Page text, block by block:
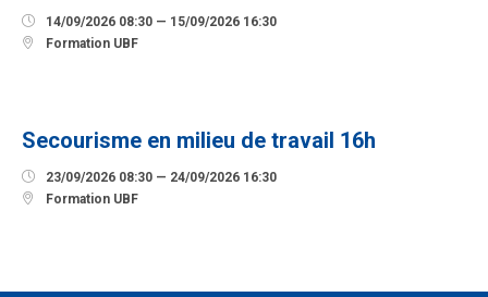
 14/09/2026 08:30 — 15/09/2026 16:30
 Formation UBF
Secourisme en milieu de travail 16h
 23/09/2026 08:30 — 24/09/2026 16:30
 Formation UBF